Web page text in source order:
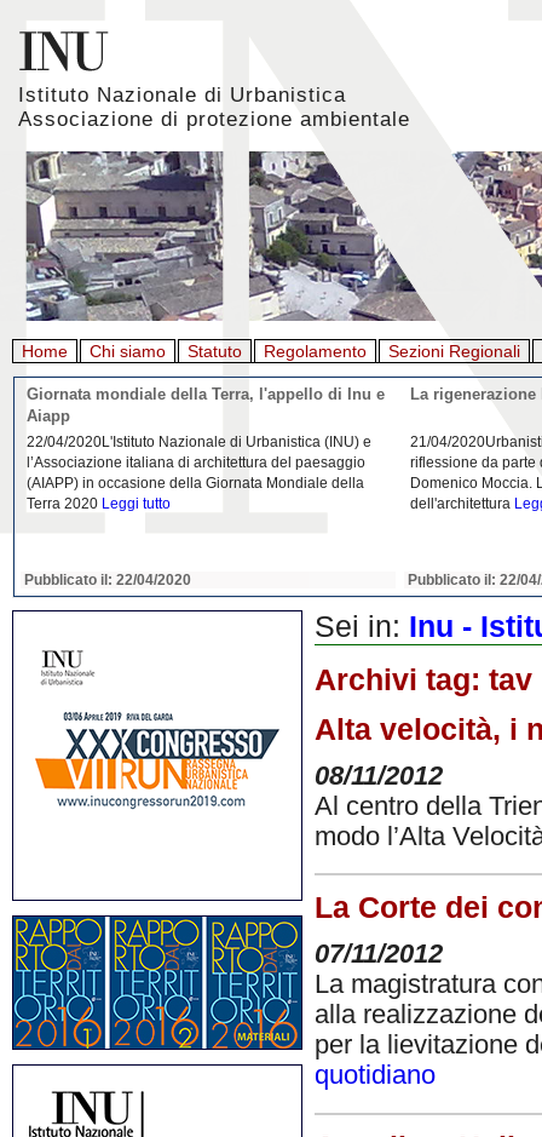
Istituto Nazionale di Urbanistica
Associazione di protezione ambientale
Home Chi siamo Statuto Regolamento Sezioni Regionali
Giornata mondiale della Terra, l'appello di Inu e
Aiapp
22/04/2020L'Istituto Nazionale di Urbanistica (INU) e
l’Associazione italiana di architettura del paesaggio
(AIAPP) in occasione della Giornata Mondiale della
Terra 2020 Leggi tutto
Pubblicato il: 22/04/2020
La
21/04/
riflessione da parte
Domenico Moccia.
dell'architettura
Pubblicato il: 22/
Sei in: Inu -
Archivi tag: tav
Alta velocità, i
08/11/2012
Al centro della
modo l’Alta
La Corte dei
07/11/2012
La magistratura
alla realizzazione
per la lievitazione
quotidiano